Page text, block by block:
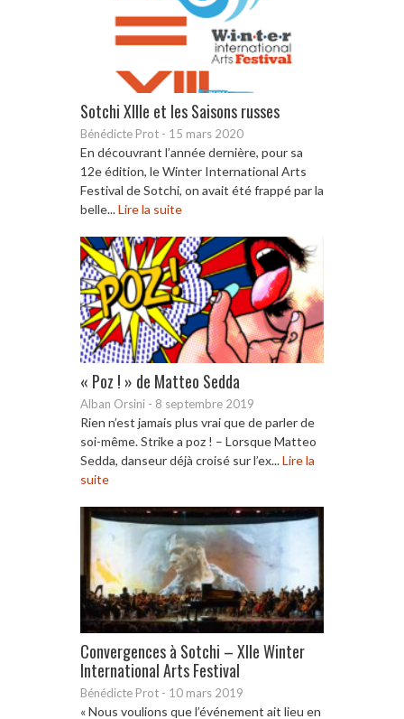
Sotchi XIIIe et les Saisons russes
Bénédicte Prot - 15 mars 2020
En découvrant l’année dernière, pour sa
12e édition, le Winter International Arts
Festival de Sotchi, on avait été frappé par la
belle...Lire la suite
« Poz ! » de Matteo Sedda
Alban Orsini - 8 septembre 2019
Rien n’est jamais plus vrai que de parler de
soi-même. Strike a poz ! – Lorsque Matteo
Sedda, danseur déjà croisé sur l’ex...Lire la
suite
Convergences à Sotchi – XIIe Winter
International Arts Festival
Bénédicte Prot - 10 mars 2019
« Nous voulions que l’événement ait lieu en